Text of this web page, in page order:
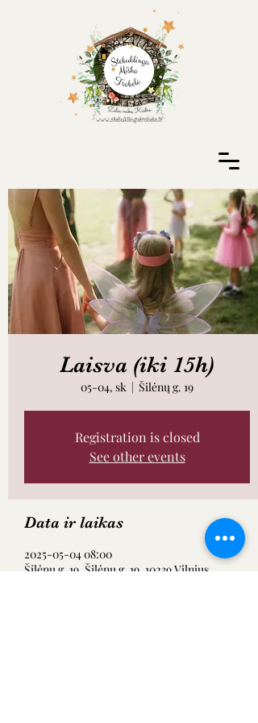
Laisva (iki 15h)
05-04, sk
  |
Šilėnų g. 19
Registration is closed
See other events
Data ir laikas
2025-05-04 08:00
Šilėnų g. 19, Šilėnų g. 19, 10239 Vilnius,